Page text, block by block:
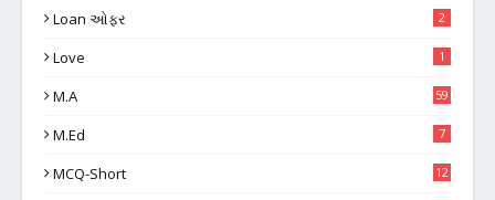
Loan ઓફર 2
Love 1
M.A 59
M.Ed 7
MCQ-Short 12